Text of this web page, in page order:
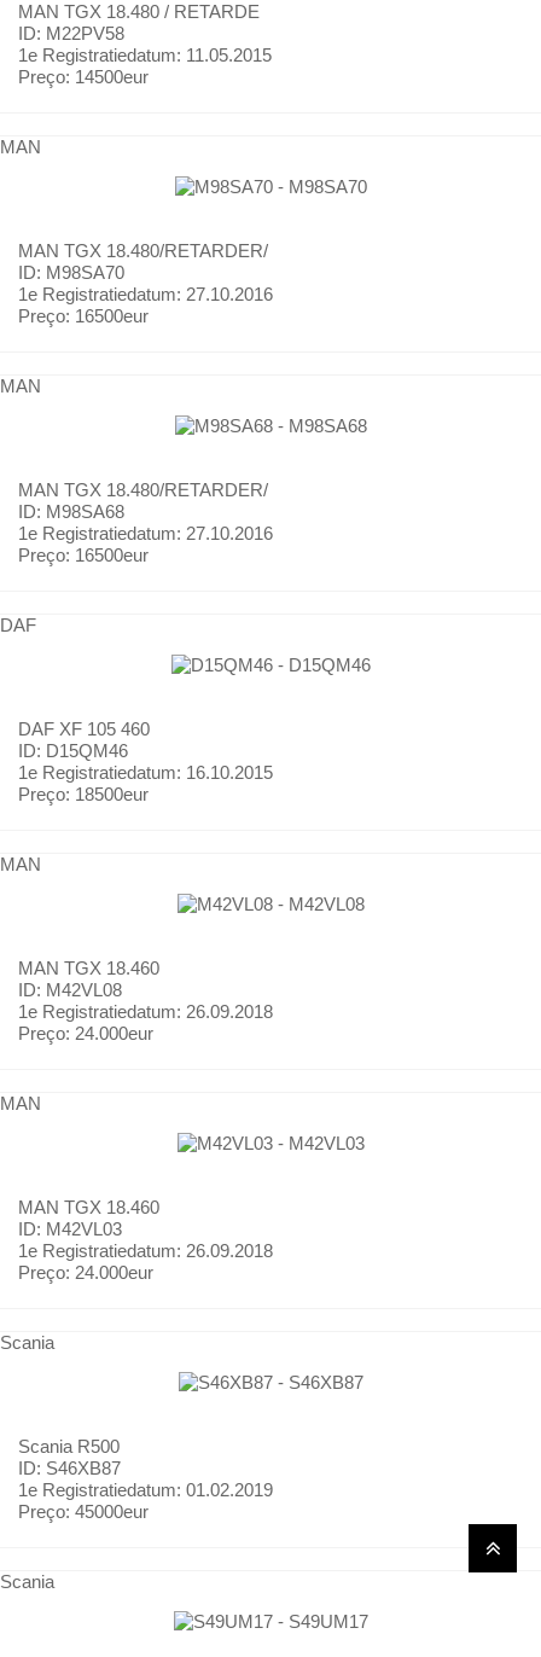
MAN TGX 18.480 / RETARDE
ID: M22PV58
1e Registratiedatum: 11.05.2015
Preço: 14500eur
MAN
MAN TGX 18.480/RETARDER/
ID: M98SA70
1e Registratiedatum: 27.10.2016
Preço: 16500eur
MAN
MAN TGX 18.480/RETARDER/
ID: M98SA68
1e Registratiedatum: 27.10.2016
Preço: 16500eur
DAF
DAF XF 105 460
ID: D15QM46
1e Registratiedatum: 16.10.2015
Preço: 18500eur
MAN
MAN TGX 18.460
ID: M42VL08
1e Registratiedatum: 26.09.2018
Preço: 24.000eur
MAN
MAN TGX 18.460
ID: M42VL03
1e Registratiedatum: 26.09.2018
Preço: 24.000eur
Scania
Scania R500
ID: S46XB87
1e Registratiedatum: 01.02.2019
Preço: 45000eur
Scania